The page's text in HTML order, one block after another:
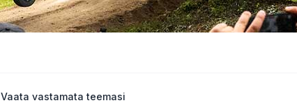
Vaata vastamata teemasi